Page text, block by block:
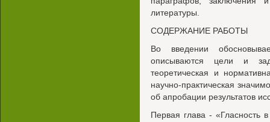
литературы.
СОДЕРЖАНИЕ РАБОТЫ
Во введении
описываются цели и
теоретическая и
научно-практическая
об апробации результатов
Первая глава - «Гласность